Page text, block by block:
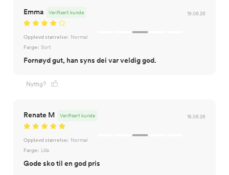
Emma 19.06.26
Verifisert kunde
Opplevd størrelse: Normal
Farge: Sort
Fornøyd gut, han syns dei var veldig god.
Nyttig?
Renate M 18.06.26
Verifisert kunde
Opplevd størrelse: Normal
Farge: Lilla
Gode sko til en god pris